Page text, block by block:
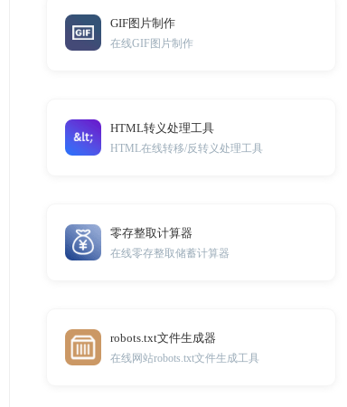
GIF图片制作
在线GIF图片制作
HTML转义处理工具
HTML在线转移/反转义处理工具
零存整取计算器
在线零存整取储蓄计算器
robots.txt文件生成器
在线网站robots.txt文件生成工具